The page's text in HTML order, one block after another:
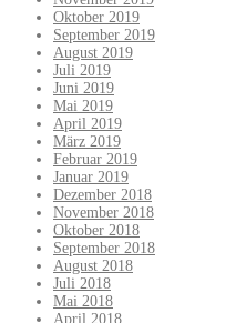
Oktober 2019
September 2019
August 2019
Juli 2019
Juni 2019
Mai 2019
April 2019
März 2019
Februar 2019
Januar 2019
Dezember 2018
November 2018
Oktober 2018
September 2018
August 2018
Juli 2018
Mai 2018
April 2018